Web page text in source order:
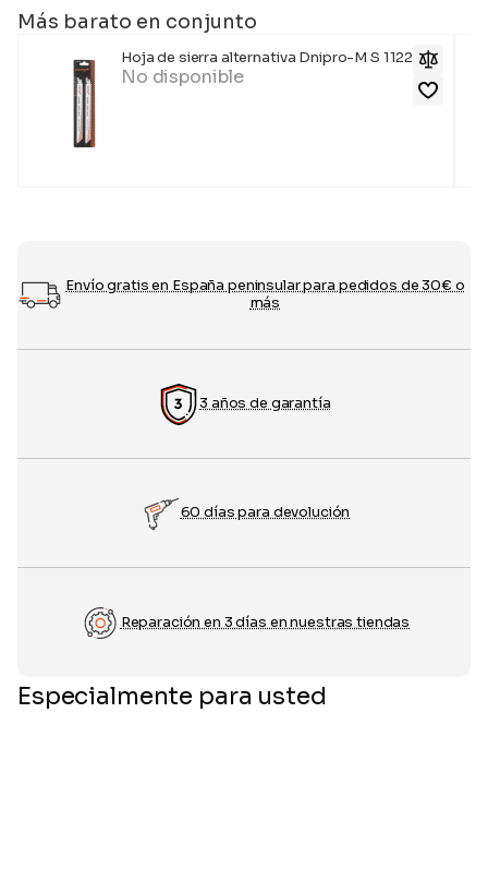
Más barato en conjunto
Hoja de sierra alternativa Dnipro-M S 1122 HF
No disponible
Envío gratis en España peninsular para pedidos de 30€ o
más
3 años de garantía
60 días para devolución
Reparación en 3 días en nuestras tiendas
Especialmente para usted